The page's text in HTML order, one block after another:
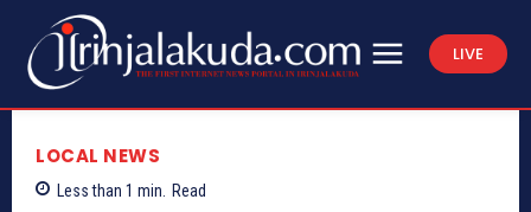
LIVE
LOCAL NEWS
Less than 1 min. Read